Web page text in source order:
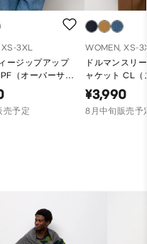
3XL
ージップアップ
（オーバーサイ
）
売予定
WOMEN, XS-
ドルマンスリ
ャケット CL（
バーサイズフ
¥3,990
8月中旬販売予